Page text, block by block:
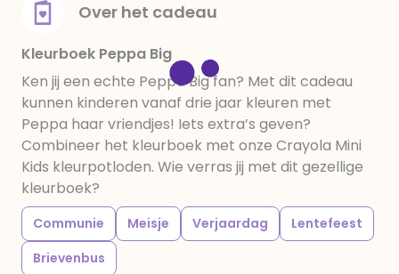
Over het cadeau
Kleurboek Peppa Big
Ken jij een echte Peppa Big fan? Met dit cadeau
kunnen kinderen vanaf drie jaar kleuren met
Peppa haar vriendjes! Iets extra’s geven?
Combineer het kleurboek met onze Crayola Mini
Kids kleurpotloden. Wie verras jij met dit gezellige
kleurboek?
Communie Meisje Verjaardag
Lentefeest
Brievenbus